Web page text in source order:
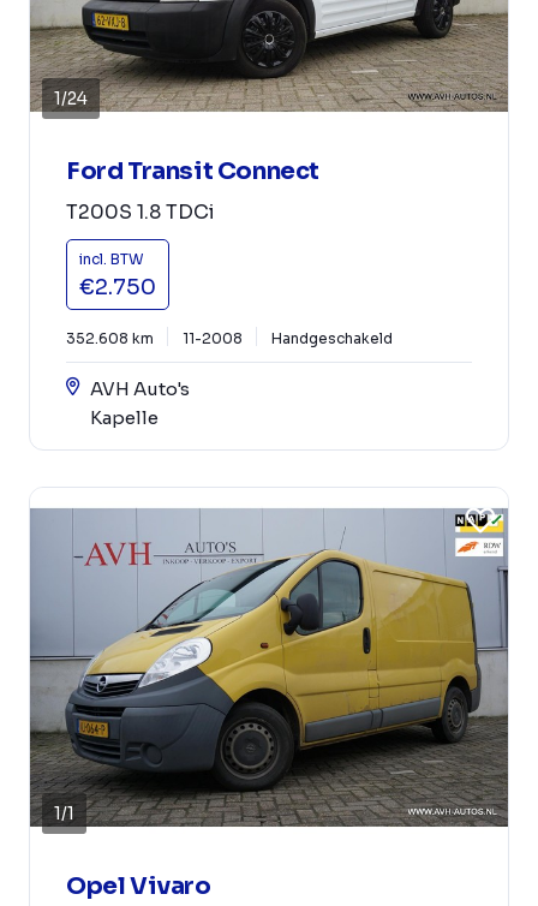
1/24
Ford Transit Connect
T200S 1.8 TDCi
incl. BTW
€2.750
352.608 km 11-2008 Handgeschakeld
AVH Auto's
Kapelle
1/1
Opel Vivaro